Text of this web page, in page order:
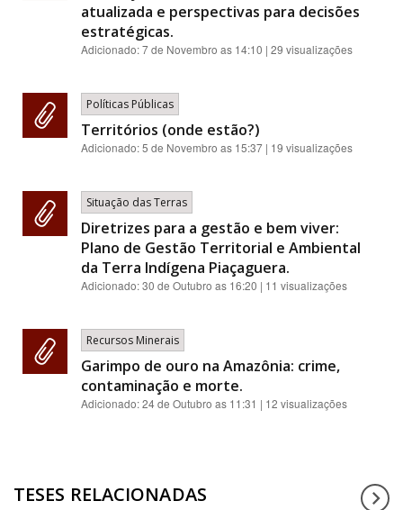
atualizada e perspectivas para decisões
estratégicas.
Adicionado:7 de Novembro as 14:10 | 29 visualizações
Políticas Públicas
Territórios (onde estão?)
Adicionado:5 de Novembro as 15:37 | 19 visualizações
Situação das Terras
Diretrizes para a gestão e bem viver:
Plano de Gestão Territorial e Ambiental
da Terra Indígena Piaçaguera.
Adicionado:30 de Outubro as 16:20 | 11 visualizações
Recursos Minerais
Garimpo de ouro na Amazônia: crime,
contaminação e morte.
Adicionado:24 de Outubro as 11:31 | 12 visualizações
TESES RELACIONADAS